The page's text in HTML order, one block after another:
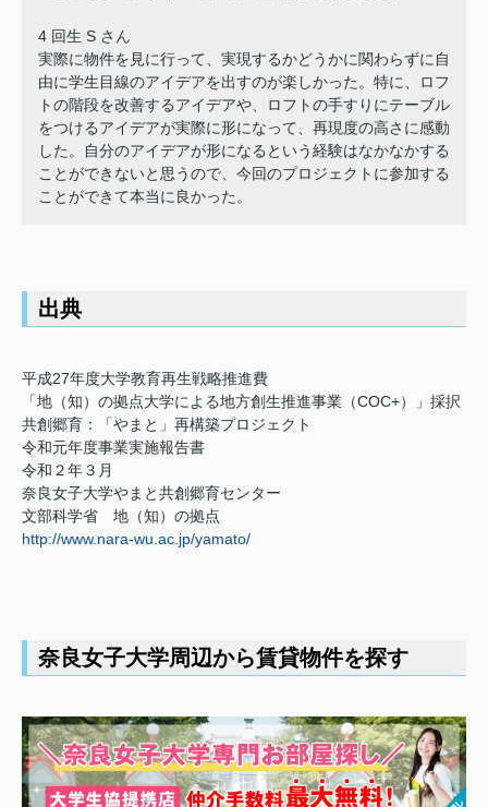
4 回生 S さん
実際に物件を見に行って、実現するかどうかに関わらずに自
由に学生目線のアイデアを出すのが楽しかった。特に、ロフ
トの階段を改善するアイデアや、ロフトの手すりにテーブル
をつけるアイデアが実際に形になって、再現度の高さに感動
した。自分のアイデアが形になるという経験はなかなかする
ことができないと思うので、今回のプロジェクトに参加する
ことができて本当に良かった。
出典
平成27年度大学教育再生戦略推進費
「地（知）の拠点大学による地方創生推進事業（COC+）」採択
共創郷育：「やまと」再構築プロジェクト
令和元年度事業実施報告書
令和２年３月
奈良女子大学やまと共創郷育センター
文部科学省 地（知）の拠点
http://www.nara-wu.ac.jp/yamato/
奈良女子大学周辺から賃貸物件を探す